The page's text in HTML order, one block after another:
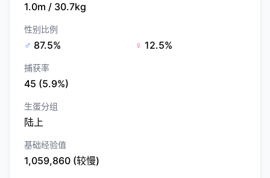
1.0m / 30.7kg
性别比例
♂ 87.5% ♀ 12.5%
捕获率
45 (5.9%)
生蛋分组
陆上
基础经验值
1,059,860 (较慢)